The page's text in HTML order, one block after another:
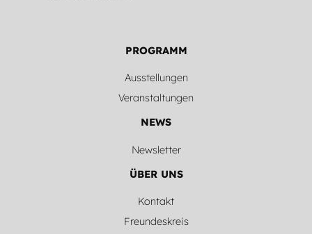
PROGRAMM
Ausstellungen
Veranstaltungen
NEWS
Newsletter
ÜBER UNS
Kontakt
Freundeskreis